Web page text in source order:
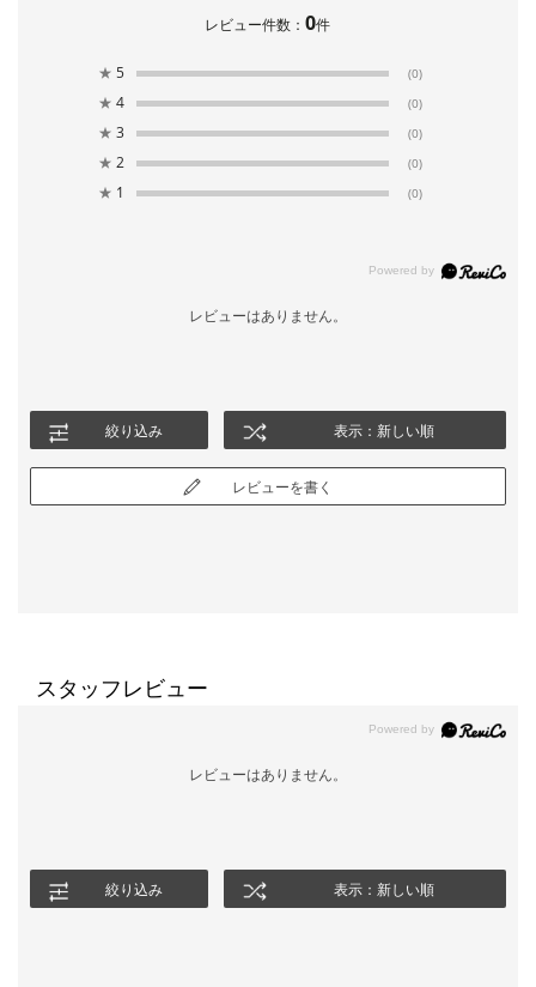
レビュー件数：0件
★ 5 (0)
★ 4 (0)
★ 3 (0)
★ 2 (0)
★ 1 (0)
レビューはありません。
絞り込み 表示：新しい順
レビューを書く
スタッフレビュー
レビューはありません。
絞り込み 表示：新しい順